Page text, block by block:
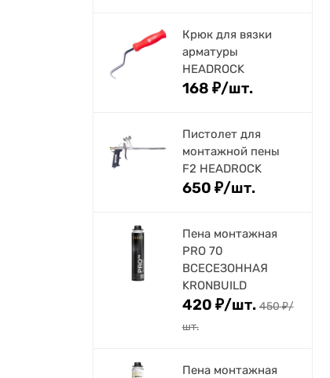
Крюк для вязки
арматуры
HEADROCK
168 ₽/шт.
Пистолет для
монтажной пены
F2 HEADROCK
650 ₽/шт.
Пена монтажная
PRO 70
ВСЕСЕЗОННАЯ
KRONBUILD
420 ₽/шт. 450₽/
шт.
Пена монтажная